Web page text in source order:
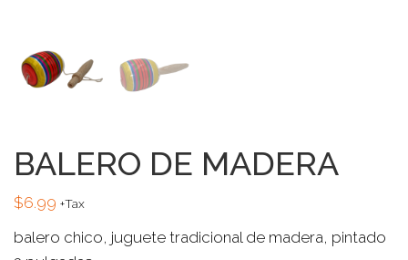
BALERO DE MADERA
$6.99 +Tax
balero chico, juguete tradicional de madera, pintado